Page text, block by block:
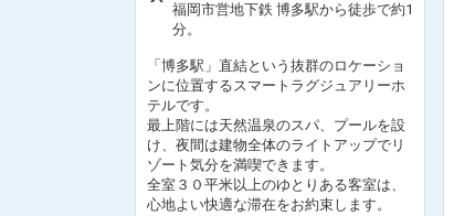
福岡市営地下鉄 博多駅から徒歩で約1
分。
「博多駅」直結という抜群のロケーショ
ンに位置するスマートラグジュアリーホ
テルです。
最上階には天然温泉のスパ、プールを設
け、夜間は建物全体のライトアップでリ
ゾート気分を満喫できます。
全室３０平米以上のゆとりある客室は、
心地よい快適な滞在をお約束します。